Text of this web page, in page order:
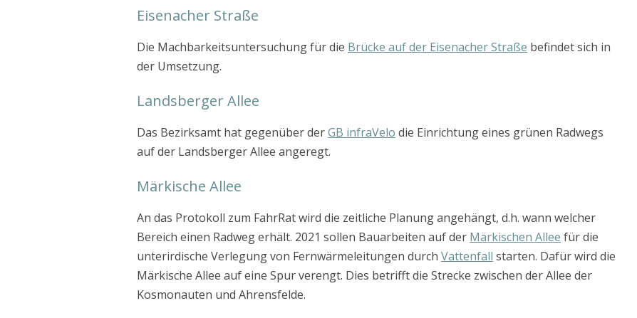
Eisenacher Straße
Die Machbarkeitsuntersuchung für die Brücke auf der Eisenacher Straße befindet sich in
der Umsetzung.
Landsberger Allee
Das Bezirksamt hat gegenüber derGB infraVelo die Einrichtung eines grünen Radwegs
auf der Landsberger Allee angeregt.
Märkische Allee
An das Protokoll zum FahrRat wird die zeitliche Planung angehängt, d.h. wann welcher
Bereich einen Radweg erhält. 2021 sollen Bauarbeiten auf der Märkischen Allee für die
unterirdische Verlegung von Fernwärmeleitungen durch Vattenfall starten. Dafür wird die
Märkische Allee auf eine Spur verengt. Dies betrifft die Strecke zwischen der Allee der
Kosmonauten und Ahrensfelde.